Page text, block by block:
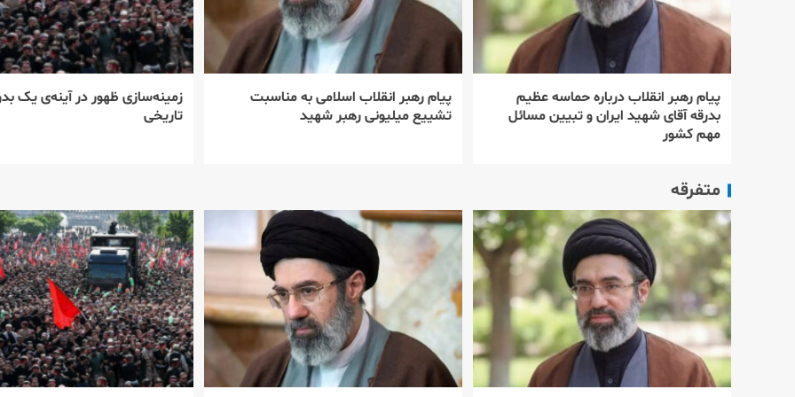
پیام رهبر انقلاب درباره حماسه عظیم
بدرقه آقای شهید ایران و تبیین مسائل
مهم کشور
پیام رهبر انقلاب اسلامی به مناسبت
تشییع میلیونی رهبر شهید
زمینه‌سازی ظهور در آینه‌ی یک
تاریخی
متفرقه